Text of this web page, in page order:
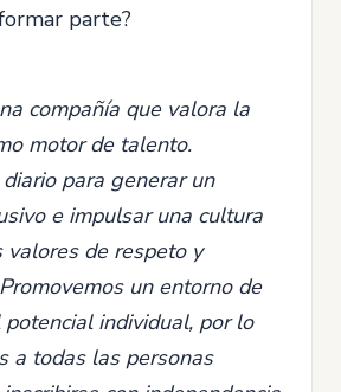
parte?
compañía que valora la
motor de talento.
para generar un
e impulsar una cultura
valores de respeto y
un entorno de
individual, por lo
a todas las personas